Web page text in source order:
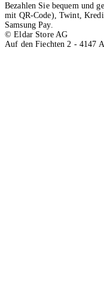
Bezahlen Sie bequem und
mit QR-Code), Twint,
Samsung Pay.
© Eldar Store AG
Auf den Fiechten 2 - 4147